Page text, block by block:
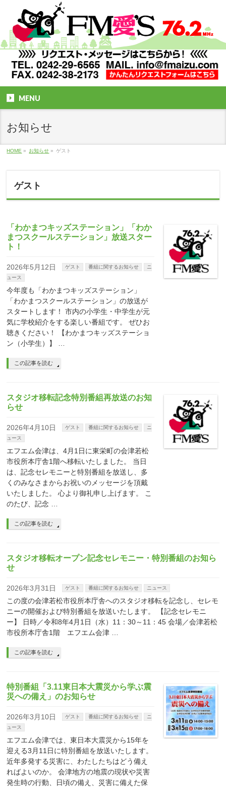
MENU
お知らせ
HOME » お知らせ » ゲスト
ゲスト
「わかまつキッズステーション」「わか
まつスクールステーション」放送スター
ト！
2026年5月12日 ゲスト 番組に関するお知らせ
ニ
ュース
今年度も「わかまつキッズステーション」
「わかまつスクールステーション」の放送が
スタートします！ 市内の小学生・中学生が元
気に学校紹介をする楽しい番組です。 ぜひお
聴きください！ 【わかまつキッズステーショ
ン（小学生）】 …
この記事を読む
スタジオ移転記念特別番組再放送のお知
らせ
2026年4月10日 ゲスト 番組に関するお知らせ
ニ
ュース
エフエム会津は、4月1日に東栄町の会津若松
市役所本庁舎1階へ移転いたしました。 当日
は、記念セレモニーと特別番組を放送し、多
くのみなさまからお祝いのメッセージを頂戴
いたしました。 心より御礼申し上げます。 こ
のたび、記念 …
この記事を読む
スタジオ移転オープン記念セレモニー・特別番組のお知ら
せ
2026年3月31日 ゲスト 番組に関するお知らせ ニュース
この度の会津若松市役所本庁舎へのスタジオ移転を記念し、セレモ
ニーの開催および特別番組を放送いたします。 【記念セレモニ
ー】 日時／令和8年4月1日（水）11：30～11：45 会場／会津若松
市役所本庁舎1階 エフエム会津 …
この記事を読む
特別番組「3.11東日本大震災から学ぶ震
災への備え」のお知らせ
2026年3月10日 ゲスト 番組に関するお知らせ
ニ
ュース
エフエム会津では、東日本大震災から15年を
迎える3月11日に特別番組を放送いたします。
近年多発する災害に、わたしたちはどう備え
ればよいのか。 会津地方の地震の現状や災害
発生時の行動、日頃の備え、災害に備えた保